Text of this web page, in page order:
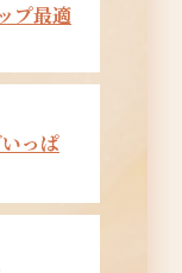
プ最適
っぱ